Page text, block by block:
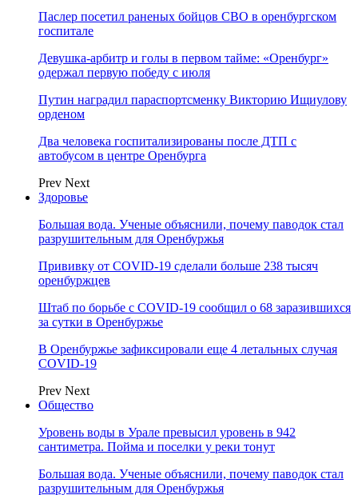
Паслер посетил раненых бойцов СВО в оренбургском
госпитале
Девушка-арбитр и голы в первом тайме: «Оренбург»
одержал первую победу с июля
Путин наградил параспортсменку Викторию Ищиулову
орденом
Два человека госпитализированы после ДТП с
автобусом в центре Оренбурга
Prev Next
Здоровье
Большая вода. Ученые объяснили, почему паводок стал
разрушительным для Оренбуржья
Прививку от COVID-19 сделали больше 238 тысяч
оренбуржцев
Штаб по борьбе с СOVID-19 сообщил о 68 заразившихся
за сутки в Оренбуржье
В Оренбуржье зафиксировали еще 4 летальных случая
COVID-19
Prev Next
Общество
Уровень воды в Урале превысил уровень в 942
сантиметра. Пойма и поселки у реки тонут
Большая вода. Ученые объяснили, почему паводок стал
разрушительным для Оренбуржья